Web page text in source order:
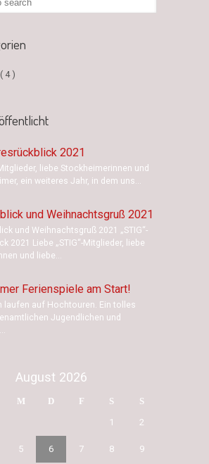
( 4 )
2021
liebe Stockheimerinnen und
ein weiteres Jahr, in dem uns...
und Weihnachtsgruß 2021
und Weihnachtsgruß 2021 „STIG“-
2021 Liebe „STIG“-Mitglieder, liebe
und liebe...
Ferienspiele am Start!
laufen auf Hochtouren. Ein tolles
Jugendlichen und
August 2026
M D F S
S
1
2
5 6 7 8 9